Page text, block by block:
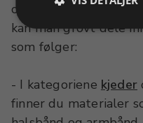
overlapper i større
kan man grovt dele
som følger:
- I kategoriene kjeder
finner du materialer